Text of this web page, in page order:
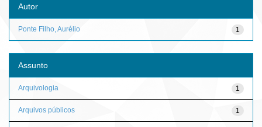
Autor
1
Ponte Filho, Aurélio
Assunto
1
Arquivologia
1
Arquivos públicos